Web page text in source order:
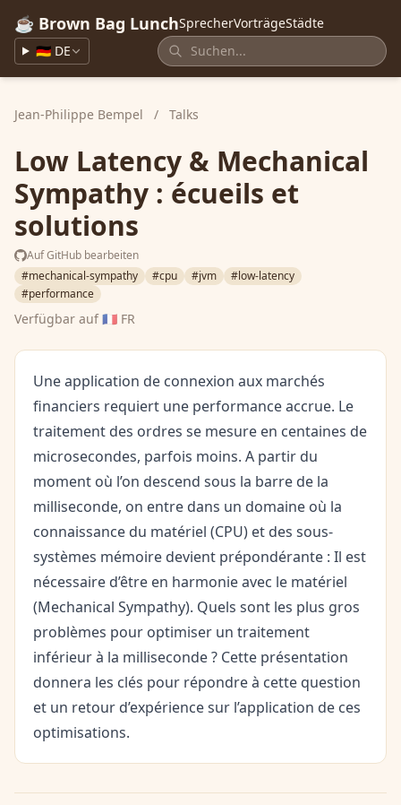
☕ Brown Bag LunchSprecherVorträgeStädte
🇩🇪 DE
Jean-Philippe Bempel / Talks
Low Latency & Mechanical
Sympathy : écueils et
solutions
Auf GitHub bearbeiten
#mechanical-sympathy
#cpu #jvm
#low-latency
#performance
Verfügbar auf🇫🇷 FR
Une application de connexion aux marchés
financiers requiert une performance accrue. Le
traitement des ordres se mesure en centaines de
microsecondes, parfois moins. A partir du
moment où l’on descend sous la barre de la
milliseconde, on entre dans un domaine où la
connaissance du matériel (CPU) et des sous-
systèmes mémoire devient prépondérante : Il est
nécessaire d’être en harmonie avec le matériel
(Mechanical Sympathy). Quels sont les plus gros
problèmes pour optimiser un traitement
inférieur à la milliseconde ? Cette présentation
donnera les clés pour répondre à cette question
et un retour d’expérience sur l’application de ces
optimisations.